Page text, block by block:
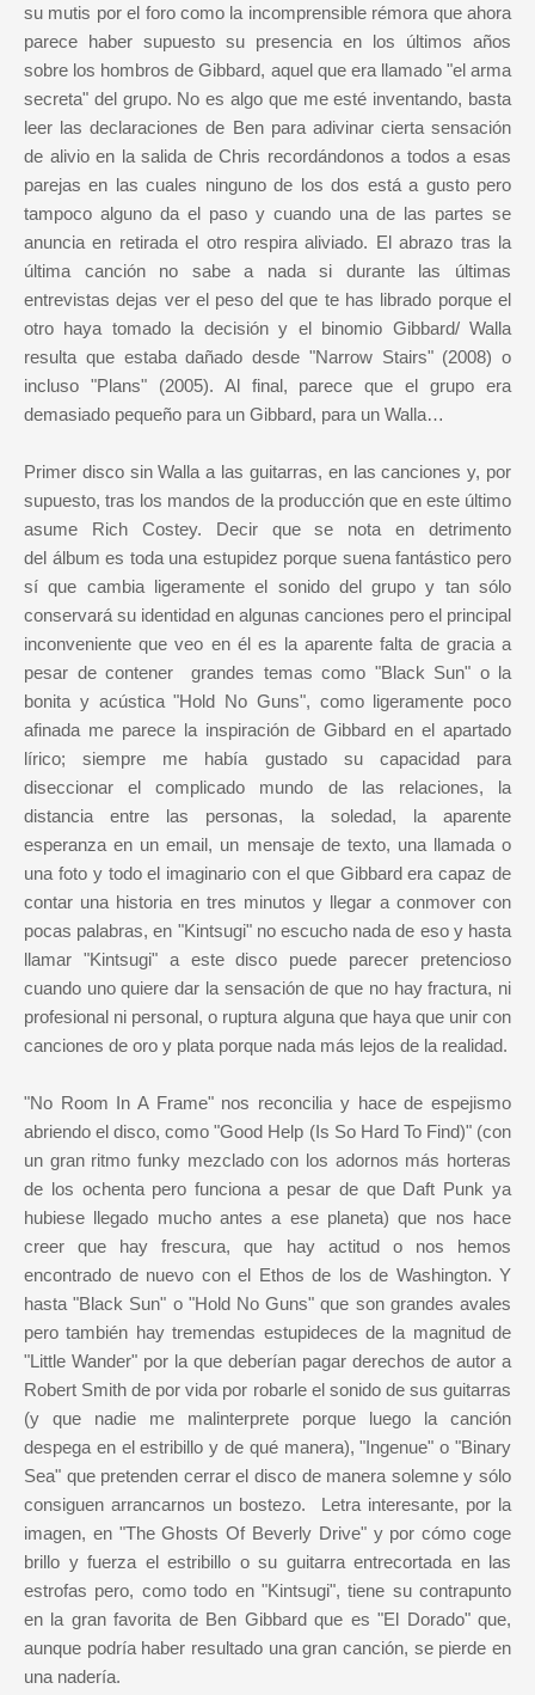
su mutis por el foro como la incomprensible rémora que ahora
parece haber supuesto su presencia en los últimos años
sobre los hombros de Gibbard, aquel que era llamado "el arma
secreta" del grupo. No es algo que me esté inventando, basta
leer las declaraciones de Ben para adivinar cierta sensación
de alivio en la salida de Chris recordándonos a todos a esas
parejas en las cuales ninguno de los dos está a gusto pero
tampoco alguno da el paso y cuando una de las partes se
anuncia en retirada el otro respira aliviado. El abrazo tras la
última canción no sabe a nada si durante las últimas
entrevistas dejas ver el peso del que te has librado porque el
otro haya tomado la decisión y el binomio Gibbard/ Walla
resulta que estaba dañado desde "Narrow Stairs" (2008) o
incluso "Plans" (2005). Al final, parece que el grupo era
demasiado pequeño para un Gibbard, para un Walla…
Primer disco sin Walla a las guitarras, en las canciones y, por
supuesto, tras los mandos de la producción que en este último
asume Rich Costey. Decir que se nota en detrimento
del álbum es toda una estupidez porque suena fantástico pero
sí que cambia ligeramente el sonido del grupo y tan sólo
conservará su identidad en algunas canciones pero el principal
inconveniente que veo en él es la aparente falta de gracia a
pesar de contener grandes temas como "Black Sun" o la
bonita y acústica "Hold No Guns", como ligeramente poco
afinada me parece la inspiración de Gibbard en el apartado
lírico; siempre me había gustado su capacidad para
diseccionar el complicado mundo de las relaciones, la
distancia entre las personas, la soledad, la aparente
esperanza en un email, un mensaje de texto, una llamada o
una foto y todo el imaginario con el que Gibbard era capaz de
contar una historia en tres minutos y llegar a conmover con
pocas palabras, en "Kintsugi" no escucho nada de eso y hasta
llamar "Kintsugi" a este disco puede parecer pretencioso
cuando uno quiere dar la sensación de que no hay fractura, ni
profesional ni personal, o ruptura alguna que haya que unir con
canciones de oro y plata porque nada más lejos de la realidad.
"No Room In A Frame" nos reconcilia y hace de espejismo
abriendo el disco, como "Good Help (Is So Hard To Find)" (con
un gran ritmo funky mezclado con los adornos más horteras
de los ochenta pero funciona a pesar de que Daft Punk ya
hubiese llegado mucho antes a ese planeta) que nos hace
creer que hay frescura, que hay actitud o nos hemos
encontrado de nuevo con el Ethos de los de Washington. Y
hasta "Black Sun" o "Hold No Guns" que son grandes avales
pero también hay tremendas estupideces de la magnitud de
"Little Wander" por la que deberían pagar derechos de autor a
Robert Smith de por vida por robarle el sonido de sus guitarras
(y que nadie me malinterprete porque luego la canción
despega en el estribillo y de qué manera), "Ingenue" o "Binary
Sea" que pretenden cerrar el disco de manera solemne y sólo
consiguen arrancarnos un bostezo. Letra interesante, por la
imagen, en "The Ghosts Of Beverly Drive" y por cómo coge
brillo y fuerza el estribillo o su guitarra entrecortada en las
estrofas pero, como todo en "Kintsugi", tiene su contrapunto
en la gran favorita de Ben Gibbard que es "El Dorado" que,
aunque podría haber resultado una gran canción, se pierde en
una nadería.